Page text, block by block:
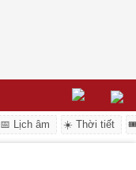
📅 Lịch âm ☀️ Thời tiết